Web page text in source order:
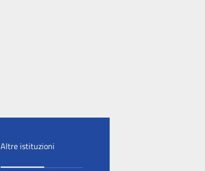
Altre istituzioni